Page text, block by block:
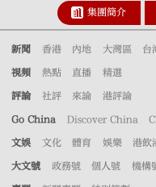
集團簡介
新聞 香港 內地 大灣區 台
視頻 熱點 直播 精選
評論 社評 來論 港評論
Go China Discover China
文娛 文化 體育 娛樂 港飲
大文號 政務號 個人號 機構